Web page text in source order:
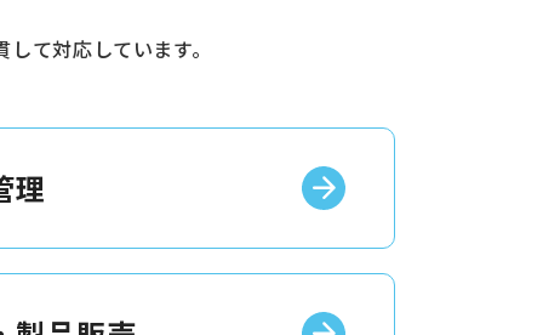
て対応しています。
理